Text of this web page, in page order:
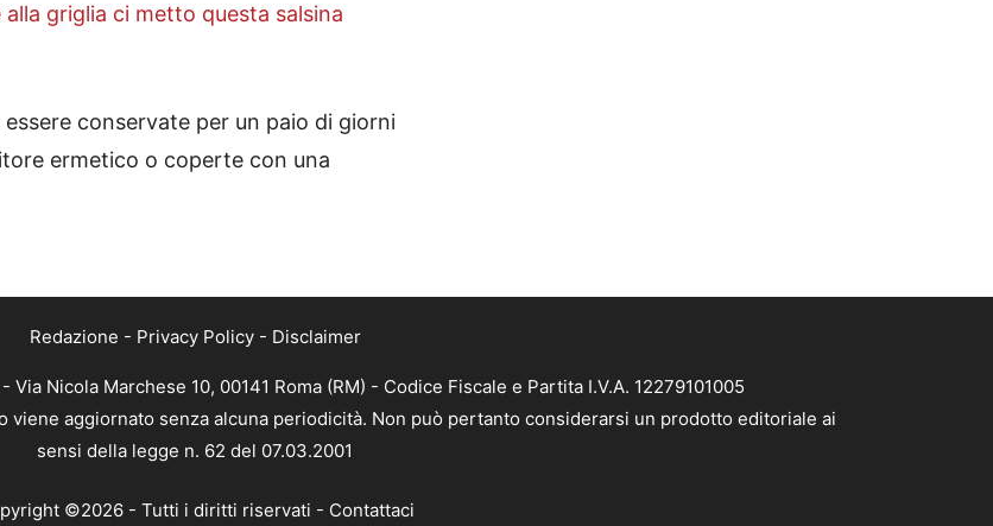
griglia ci metto questa salsina
conservate per un paio di giorni
ermetico o coperte con una
Redazione - Privacy Policy- Disclaimer
Nicola Marchese 10, 00141 Roma (RM) - Codice Fiscale e Partita I.V.A. 12279101005
viene aggiornato senza alcuna periodicità. Non può pertanto considerarsi un prodotto editoriale ai
sensi della legge n. 62 del 07.03.2001
©2026 - Tutti i diritti riservati - Contattaci